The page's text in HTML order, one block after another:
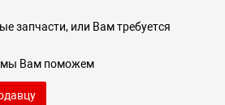
запчасти, или Вам требуется
мы Вам поможем